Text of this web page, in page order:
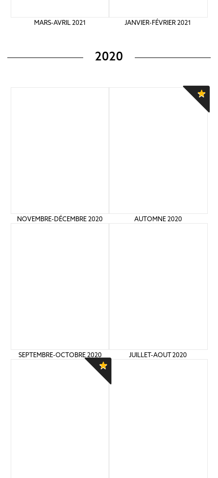
MARS-AVRIL 2021 JANVIER-FÉVRIER 2021
2020
NOVEMBRE-DÉCEMBRE 2020 AUTOMNE 2020
SEPTEMBRE-OCTOBRE 2020 JUILLET-AOUT 2020